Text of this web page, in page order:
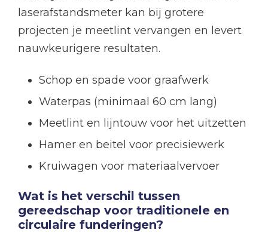
laserafstandsmeter kan bij grotere
projecten je meetlint vervangen en levert
nauwkeurigere resultaten.
Schop en spade voor graafwerk
Waterpas (minimaal 60 cm lang)
Meetlint en lijntouw voor het uitzetten
Hamer en beitel voor precisiewerk
Kruiwagen voor materiaalvervoer
Wat is het verschil tussen
gereedschap voor traditionele en
circulaire funderingen?